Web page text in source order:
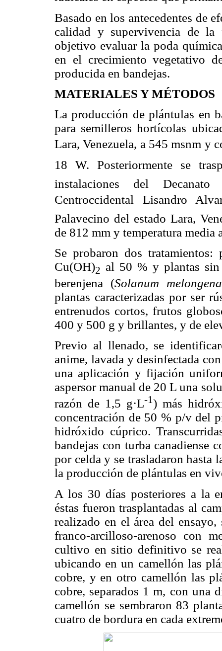
Basado en los antecedentes de
calidad y supervivencia de la
objetivo evaluar la poda
en el crecimiento vegetativo
producida en bandejas.
MATERIALES Y MÉTODOS
La producción de plántulas en
para semilleros hortícolas
Lara, Venezuela, a 545 msnm y
18 W. Posteriormente se
instalaciones del
Centroccidental Lisandro
Palavecino del estado Lara,
de 812 mm y temperatura media
Se probaron dos
Cu(OH)2 al 50 % y plantas sin
berenjena (Solanum melongena
plantas caracterizadas por ser
entrenudos cortos, frutos
400 y 500 g y brillantes, y de
Previo al llenado, se
anime, lavada y desinfectada
una aplicación y fijación
aspersor manual de 20 L una
razón de 1,5 g·L-1) más
concentración de 50 % p/v del
hidróxido cúprico.
bandejas con turba canadiense
por celda y se trasladaron hasta
la producción de plántulas en
A los 30 días posteriores a la
éstas fueron trasplantadas al
realizado en el área del
franco-arcilloso-arenoso con
cultivo en sitio definitivo se
ubicando en un camellón las
cobre, y en otro camellón las
cobre, separados 1 m, con una
camellón se sembraron 83
cuatro de bordura en cada